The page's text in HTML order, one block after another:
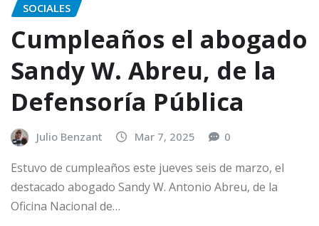
SOCIALES
Cumpleaños el abogado
Sandy W. Abreu, de la
Defensoría Pública
Julio Benzant Mar 7, 2025 0
Estuvo de cumpleaños este jueves seis de marzo, el
destacado abogado Sandy W. Antonio Abreu, de la
Oficina Nacional de…